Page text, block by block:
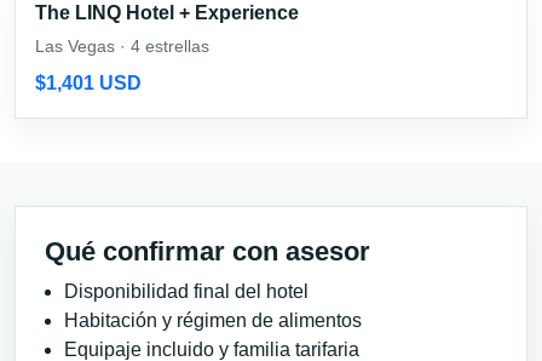
The LINQ Hotel + Experience
Las Vegas · 4 estrellas
$1,401 USD
Qué confirmar con asesor
Disponibilidad final del hotel
Habitación y régimen de alimentos
Equipaje incluido y familia tarifaria